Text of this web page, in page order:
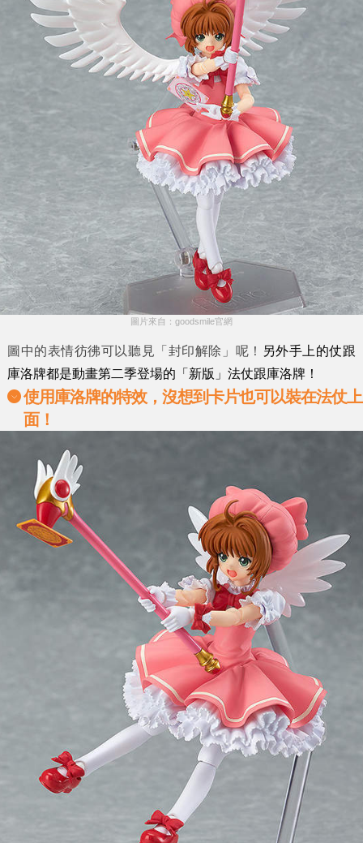
圖片來自：goodsmile官網
圖中的表情彷彿可以聽見「封印解除」呢！ 另外手上的仗跟
庫洛牌都是動畫第二季登場的「新版」法仗跟庫洛牌！
使用庫洛牌的特效，沒想到卡片也可以裝在法仗上
面！